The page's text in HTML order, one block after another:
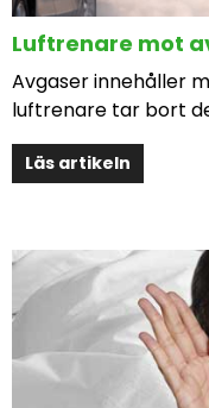
Luftrenare mot
Avgaser innehåller
luftrenare tar bort
Läs artikeln